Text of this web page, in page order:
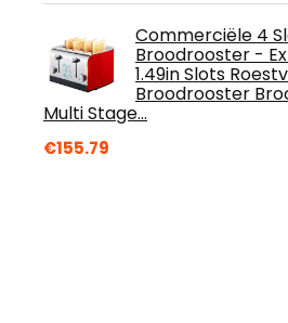
Commerciële 4
Broodrooster -
1.49in Slots
Broodrooster
Multi Stage…
€155.79